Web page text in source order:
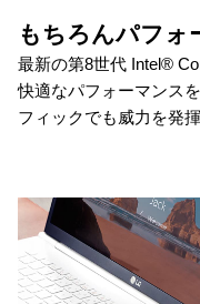
もちろんパフォ
最新の第8世代 Intel®
快適なパフォーマンス
フィックでも威力を発揮